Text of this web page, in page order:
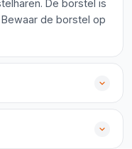
De borstel is
de borstel op